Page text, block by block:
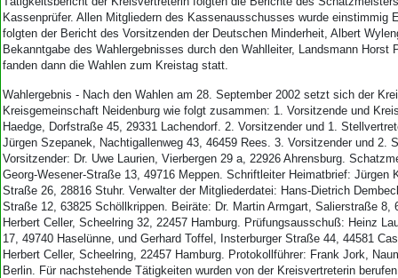
Kassenprüfer. Allen Mitgliedern des Kassenausschusses wurde einstimmig
folgten der Bericht des Vorsitzenden der Deutschen Minderheit, Albert
Bekanntgabe des Wahlergebnisses durch den Wahlleiter, Landsmann Horst
fanden dann die Wahlen zum Kreistag statt.
Wahlergebnis - Nach den Wahlen am 28. September 2002 setzt sich der
Kreisgemeinschaft Neidenburg wie folgt zusammen: 1. Vorsitzende und
Haedge, Dorfstraße 45, 29331 Lachendorf. 2. Vorsitzender und 1.
Jürgen Szepanek, Nachtigallenweg 43, 46459 Rees. 3. Vorsitzender und 2.
Vorsitzender: Dr. Uwe Laurien, Vierbergen 29 a, 22926 Ahrensburg.
Georg-Wesener-Straße 13, 49716 Meppen. Schriftleiter Heimatbrief: Jürgen
Straße 26, 28816 Stuhr. Verwalter der Mitgliederdatei: Hans-Dietrich
Straße 12, 63825 Schöllkrippen. Beiräte: Dr. Martin Armgart, Salierstraße 8,
Herbert Celler, Scheelring 32, 22457 Hamburg. Prüfungsausschuß: Heinz
17, 49740 Haselünne, und Gerhard Toffel, Insterburger Straße 44, 44581
Herbert Celler, Scheelring, 22457 Hamburg. Protokollführer: Frank Jork,
Berlin. Für nachstehende Tätigkeiten wurden von der Kreisvertreterin